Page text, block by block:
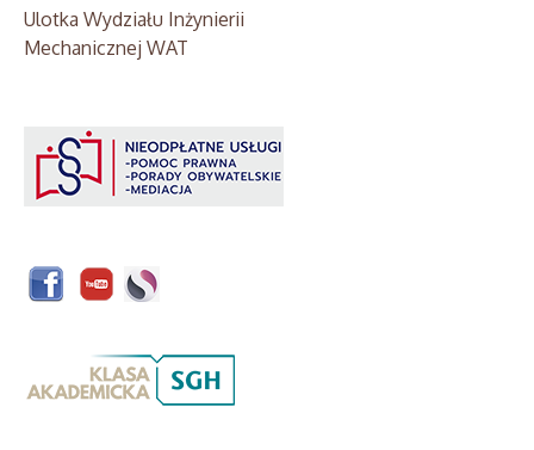
Ulotka Wydziału Inżynierii
Mechanicznej WAT